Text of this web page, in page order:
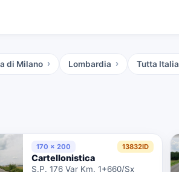
di Milano Lombardia Tutta Italia
170 x 200 13832ID
Cartellonistica
S.P. 176 Var Km. 1+660/Sx